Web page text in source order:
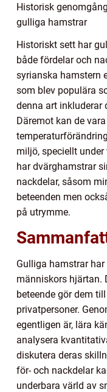
Historisk
gulliga hamstrar
Historiskt sett har
både fördelar och
syrianska hamstern
som blev populära
denna art inkluderar
Däremot kan de
miljö, speciellt
har dvärghamstrar
nackdelar, såsom
beteenden men
på utrymme.
Gulliga hamstrar
människors hjärtan.
beteende gör dem
privatpersoner.
egentligen är, lära
analysera
diskutera deras
för- och nackdelar
underbara värld av